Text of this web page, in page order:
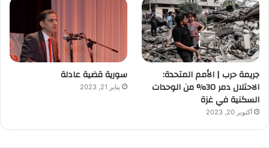
جريمة حرب | الأمم المتحدة:
الاحتلال دمر 30% من الوحدات
السكنية في غزة
أكتوبر 20, 2023
سورية قضية عادلة
يناير 21, 2023